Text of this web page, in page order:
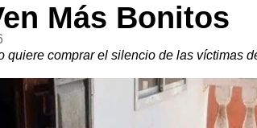
Más Bonitos
quiere comprar el silencio de las víctimas